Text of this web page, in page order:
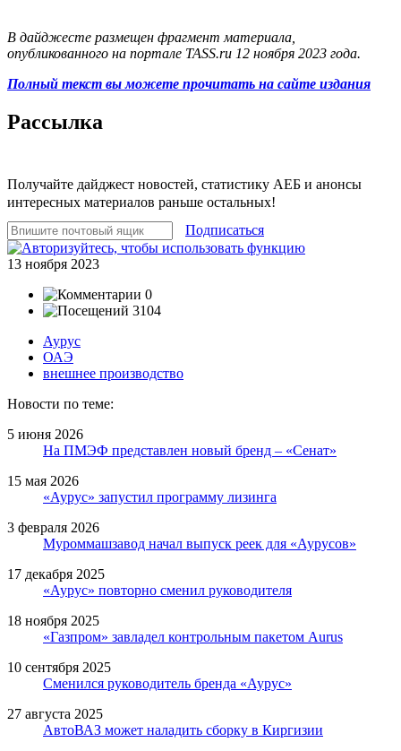
В дайджесте размещен фрагмент материала,
опубликованного на портале TASS.ru 12 ноября 2023 года.
Полный текст вы можете прочитать на сайте издания
Рассылка
Получайте дайджест новостей, статистику АЕБ и анонсы
интересных материалов раньше остальных!
Подписаться
13 ноября 2023
0
3104
Аурус
ОАЭ
внешнее производство
Новости по теме:
5 июня 2026
На ПМЭФ представлен новый бренд – «Сенат»
15 мая 2026
«Аурус» запустил программу лизинга
3 февраля 2026
Муроммашзавод начал выпуск реек для «Аурусов»
17 декабря 2025
«Аурус» повторно сменил руководителя
18 ноября 2025
«Газпром» завладел контрольным пакетом Aurus
10 сентября 2025
Сменился руководитель бренда «Аурус»
27 августа 2025
АвтоВАЗ может наладить сборку в Киргизии